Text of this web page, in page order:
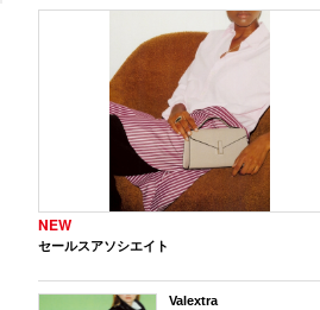
NEW
セールスアソシエイト
Valextra